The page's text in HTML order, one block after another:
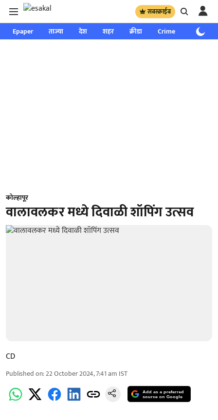
सबस्क्राईब
Epaper ताज्या देश शहर क्रीडा Crime साप्ताहिक
कोल्हापूर
वालावलकर मध्ये दिवाळी शॉपिंग उत्सव
CD
Published on:22 October 2024, 7:41 am IST
Add as a preferred
source on Google